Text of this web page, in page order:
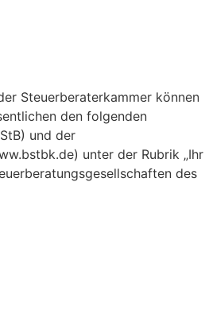
Steuerberaterkammer können
den folgenden
und der
unter der Rubrik „Ihr
des